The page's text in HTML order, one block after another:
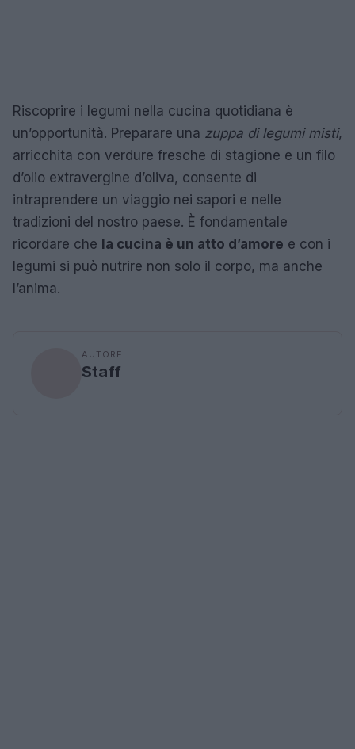
Riscoprire i legumi nella cucina quotidiana è
un’opportunità. Preparare una zuppa di legumi misti,
arricchita con verdure fresche di stagione e un filo
d’olio extravergine d’oliva, consente di
intraprendere un viaggio nei sapori e nelle
tradizioni del nostro paese. È fondamentale
ricordare che la cucina è un atto d’amore e con i
legumi si può nutrire non solo il corpo, ma anche
l’anima.
AUTORE
Staff